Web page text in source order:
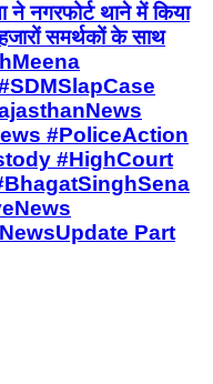
नगरफोर्ट थाने में किया
समर्थकों के साथ
#PoliceAction
#HighCourt
Part